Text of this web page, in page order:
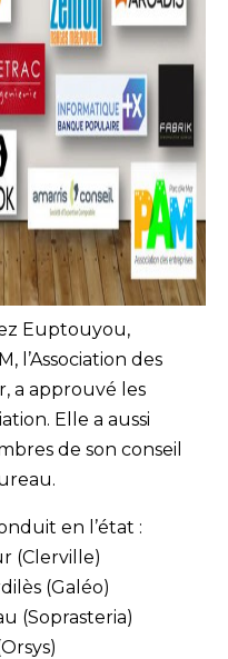
Euptouyou,
l’Association des
a approuvé les
Elle a aussi
de son conseil
en l’état :
(Clerville)
(Galéo)
(Soprasteria)